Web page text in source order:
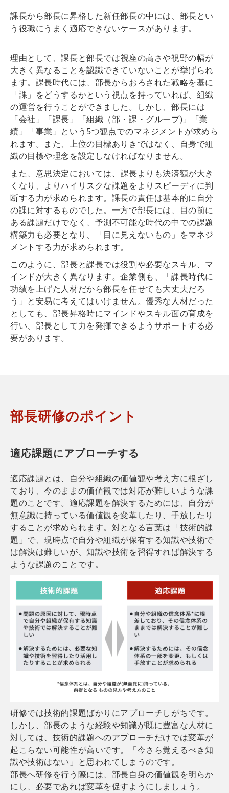
課長から部長に昇格した新任部長の中には、部長とい
う役職にうまく適応できないケースがあります。
理由として、課長と部長では視座の高さや視野の幅が
大きく異なることを認識できていないことが挙げられ
ます。課長時代には、部長からおろされた戦略を基に
「課」をどうするかという視点を持っていれば、組織
の運営を行うことができました。しかし、部長には
「会社」「課長」「組織（部・課・グループ)」「業
績」「事業」という5つ観点でのマネジメントが求めら
れます。また、上位の目標ありきではなく、自身で組
織の目標や理念を設定しなければなりません。
また、意思決定においては、 課長よりも決済額が大き
くなり、よりハイリスクな課題をよりスピーディに判
断する力が求められます。課長の責任は基本的に自分
の課に対するものでした。一方で部長には、目の前に
ある課題だけでなく、予測不可能な時代の中での課題
構築力も必要となり、「目に見えないもの」をマネジ
メントする力が求められます。
このように、部長と課長では役割や必要なスキル、マ
インドが大きく異なります。企業側も、「課長時代に
功績を上げた人材だから部長を任せても大丈夫だろ
う」と安易に考えてはいけません。優秀な人材だった
としても、部長昇格時にマインドやスキル面の育成を
行い、部長として力を発揮できるようサポートする必
要があります。
部長研修のポイント
適応課題にアプローチする
適応課題とは、自分や組織の価値観や考え方に根ざし
ており、今のままの価値観では対応が難しいような課
題のことです。適応課題を解決するためには、自分が
無意識に持っている価値観を変革したり、手放したり
することが求められます。対となる言葉は「技術的課
題」で、現時点で自分や組織が保有する知識や技術で
は解決は難しいが、知識や技術を習得すれば解決する
ような課題のことです。
研修では技術的課題ばかりにアプローチしがちです。
しかし、部長のような経験や知識が既に豊富な人材に
対しては、技術的課題へのアプローチだけでは変革が
起こらない可能性が高いです。「今さら覚えるべき知
識や技術はない」と思われてしまうのです。
部長へ研修を行う際には、部長自身の価値観を明らか
にし、必要であれば変革を促すようにしましょう。